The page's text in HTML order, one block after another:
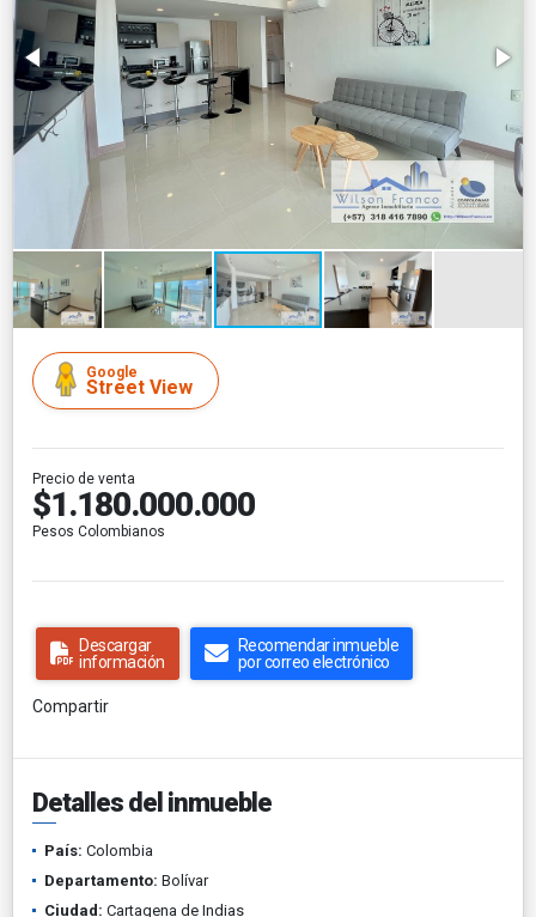
Google
Street View
Precio de venta
$1.180.000.000
Pesos Colombianos
Descargar
información
Recomendar inmueble
por correo electrónico
Compartir
Detalles del inmueble
País: Colombia
Departamento: Bolívar
Ciudad: Cartagena de Indias